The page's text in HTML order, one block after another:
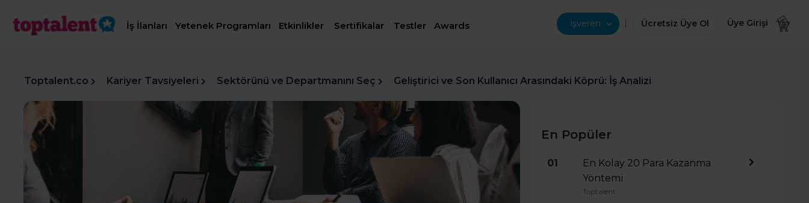
İş İlanları Yetenek Programları Etkinlikler Sertifikalar Testler Awards İşveren | Ücretsiz Üye Ol Üye Girişi
Toptalent.co Kariyer Tavsiyeleri Sektörünü ve Departmanını Seç Geliştirici ve Son Kullanıcı Arasındaki Köprü: İş Analizi
En Popüler
01
En Kolay 20 Para Kazanma
Yöntemi
Toptalent